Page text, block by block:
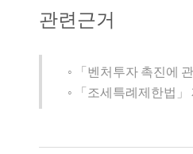
관련근거
◦ 「벤처투자 촉진에
◦ 「조세특례제한법